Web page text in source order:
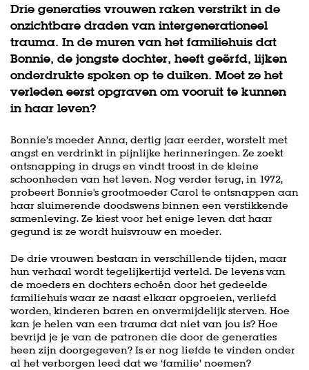
Drie generaties vrouwen raken verstrikt in de
onzichtbare draden van intergenerationeel
trauma. In de muren van het familiehuis dat
Bonnie, de jongste dochter, heeft geërfd, lijken
onderdrukte spoken op te duiken. Moet ze het
verleden eerst opgraven om vooruit te kunnen
in haar leven?
Bonnie’s moeder Anna, dertig jaar eerder, worstelt met
angst en verdrinkt in pijnlijke herinneringen. Ze zoekt
ontsnapping in drugs en vindt troost in de kleine
schoonheden van het leven. Nog verder terug, in 1972,
probeert Bonnie's grootmoeder Carol te ontsnappen aan
haar sluimerende doodswens binnen een verstikkende
samenleving. Ze kiest voor het enige leven dat haar
gegund is: ze wordt huisvrouw en moeder.
De drie vrouwen bestaan in verschillende tijden, maar
hun verhaal wordt tegelijkertijd verteld. De levens van
de moeders en dochters echoën door het gedeelde
familiehuis waar ze naast elkaar opgroeien, verliefd
worden, kinderen baren en onvermijdelijk sterven. Hoe
kan je helen van een trauma dat niet van jou is? Hoe
bevrijd je je van de patronen die door de generaties
heen zijn doorgegeven? Is er nog liefde te vinden onder
al het verborgen leed dat we ‘familie’ noemen?